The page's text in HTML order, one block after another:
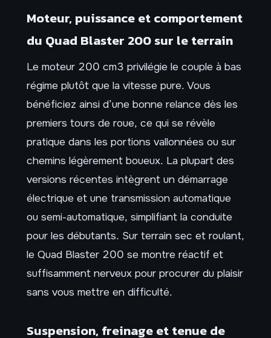
Moteur, puissance et comportement
du Quad Blaster 200 sur le terrain
Le moteur 200 cm3 privilégie le couple à bas
régime plutôt que la vitesse pure. Vous
bénéficiez ainsi d’une bonne relance dès les
premiers tours de roue, ce qui se révèle
pratique dans les portions vallonnées ou sur
chemins légèrement boueux. La plupart des
versions récentes intègrent un démarrage
électrique et une transmission automatique
ou semi-automatique, simplifiant la conduite
pour les débutants. Sur terrain sec et roulant,
le Quad Blaster 200 se montre réactif et
suffisamment nerveux pour procurer du plaisir
sans vous mettre en difficulté.
Suspension, freinage et tenue de